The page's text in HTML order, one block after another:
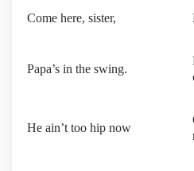
Come here, sister,
Papa’s in the swing.
He ain’t too hip now